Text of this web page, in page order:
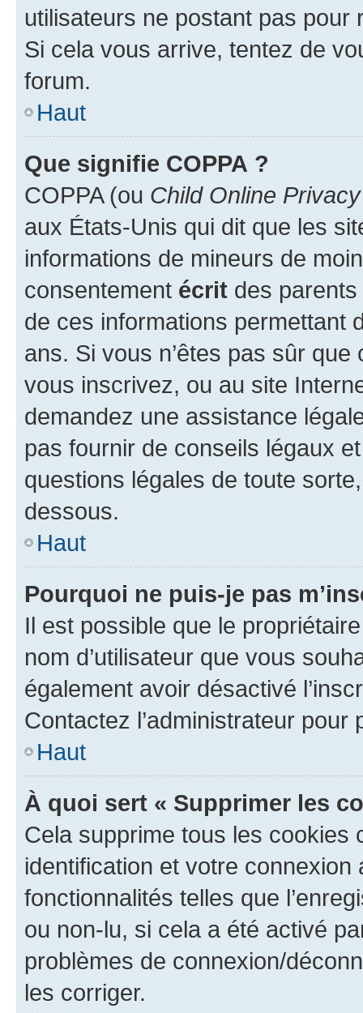
utilisateurs ne postant pas pour
Si cela vous arrive, tentez de
forum.
Haut
Que signifie COPPA ?
COPPA (ou Child Online
aux États-Unis qui dit que les
informations de mineurs de
consentement écrit des parents
de ces informations permettant
ans. Si vous n’êtes pas sûr
vous inscrivez, ou au site
demandez une assistance
pas fournir de conseils légaux
questions légales de toute
dessous.
Haut
Pourquoi ne puis-je pas
Il est possible que le
nom d’utilisateur que vous
également avoir désactivé
Contactez l’administrateur
Haut
À quoi sert « Supprimer les
Cela supprime tous les cookies
identification et votre
fonctionnalités telles que
ou non-lu, si cela a été activé
problèmes de connexion/
les corriger.